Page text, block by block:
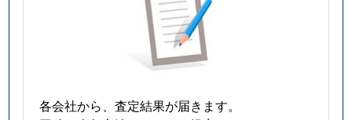
各会社から、査定結果が届きます。